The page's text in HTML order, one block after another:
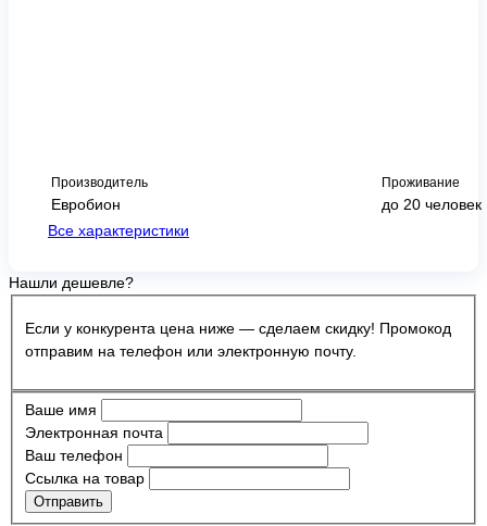
Производитель
Евробион
Проживание
до 20 человек
Все характеристики
Нашли дешевле?
Если у конкурента цена ниже — сделаем скидку! Промокод
отправим на телефон или электронную почту.
Ваше имя
Электронная почта
Ваш телефон
Ссылка на товар
Отправить